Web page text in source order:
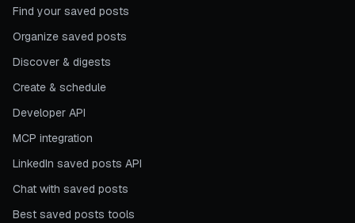
Find your saved posts
Organize saved posts
Discover & digests
Create & schedule
Developer API
MCP integration
LinkedIn saved posts API
Chat with saved posts
Best saved posts tools